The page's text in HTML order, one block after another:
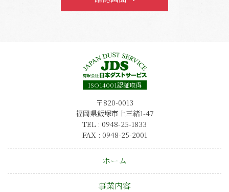
ISO14001認証取得
〒820-0013
福岡県飯塚市上三緒1-47
TEL : 0948-25-1833
FAX : 0948-25-2001
ホーム
事業内容